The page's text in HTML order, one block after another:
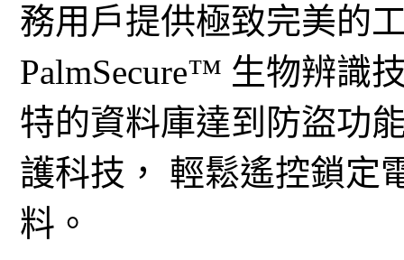
務用戶提供極致完美的
PalmSecure™ 生物辨識
特的資料庫達到防盜功
護科技， 輕鬆遙控鎖定
料。